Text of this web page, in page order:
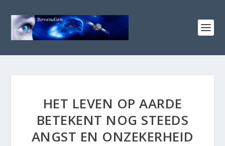
HET LEVEN OP AARDE
BETEKENT NOG STEEDS
ANGST EN ONZEKERHEID